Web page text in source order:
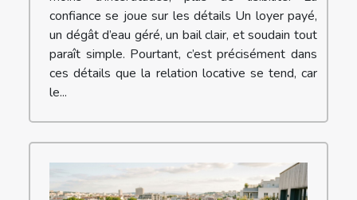
confiance se joue sur les détails Un loyer payé,
un dégât d’eau géré, un bail clair, et soudain tout
paraît simple. Pourtant, c’est précisément dans
ces détails que la relation locative se tend, car
le...